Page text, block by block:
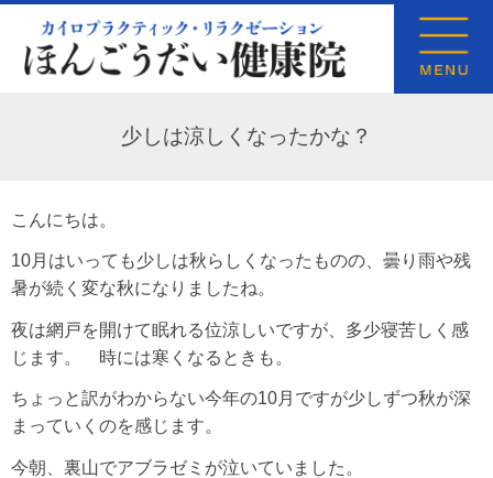
少しは涼しくなったかな？
こんにちは。
10月はいっても少しは秋らしくなったものの、曇り雨や残
暑が続く変な秋になりましたね。
夜は網戸を開けて眠れる位涼しいですが、多少寝苦しく感
じます。 時には寒くなるときも。
ちょっと訳がわからない今年の10月ですが少しずつ秋が深
まっていくのを感じます。
今朝、裏山でアブラゼミが泣いていました。